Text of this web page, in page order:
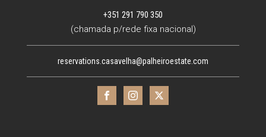
+351 291 790 350
(chamada p/rede fixa nacional)
reservations.casavelha@palheiroestate.com